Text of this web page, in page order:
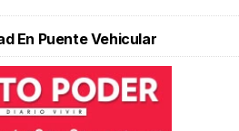
En Puente Vehicular